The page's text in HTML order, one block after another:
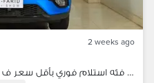
2 weeks ago
ام جي Mg Zs Luxury 2025 زيرو أعلى فئه استلام فوري بأقل سعر ف مصر